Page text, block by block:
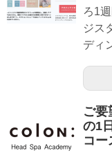
ろ1
ジス
ディ
ご要
の1
コー